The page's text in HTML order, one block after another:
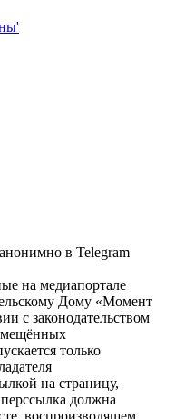
в Telegram
на медиапортале
Дому «Момент
с законодательством
только
на страницу,
должна
воспроизводящем